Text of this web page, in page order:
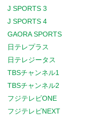
J SPORTS 3
J SPORTS 4
GAORA SPORTS
日テレプラス
日テレジータス
TBSチャンネル1
TBSチャンネル2
フジテレビONE
フジテレビNEXT